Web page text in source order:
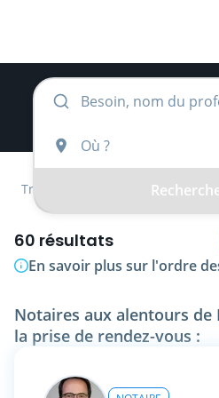
Trouver Normandie
60 résultats
En savoir plus sur l'ordre
Notaires aux alentours de Le-Havre proposant
la prise de rendez-vous :